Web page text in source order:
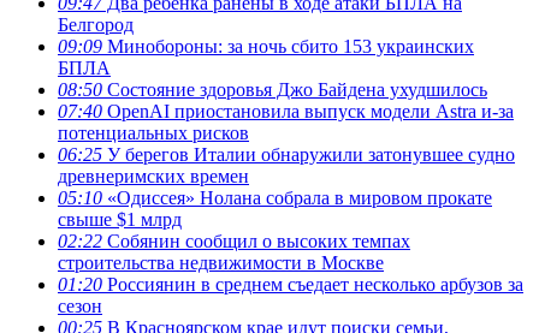
Белгород
09:09 Минобороны: за ночь сбито 153 украинских
БПЛА
08:50 Состояние здоровья Джо Байдена ухудшилось
07:40 OpenAI приостановила выпуск модели Astra и-за
потенциальных рисков
06:25 У берегов Италии обнаружили затонувшее судно
древнеримских времен
05:10 «Одиссея» Нолана собрала в мировом прокате
свыше $1 млрд
02:22 Собянин сообщил о высоких темпах
строительства недвижимости в Москве
01:20 Россиянин в среднем съедает несколько арбузов за
сезон
00:25 В Красноярском крае идут поиски семьи,